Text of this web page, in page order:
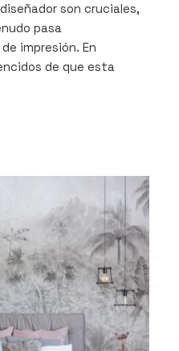
son cruciales,
pasa
impresión. En
de que esta